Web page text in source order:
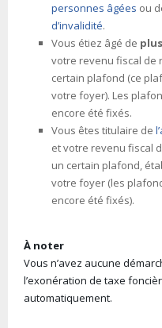
personnes âgées ou
d’invalidité.
Vous étiez âgé de
votre revenu fiscal de
certain plafond (ce
votre foyer). Les
encore été fixés.
Vous êtes titulaire de
et votre revenu fiscal
un certain plafond,
votre foyer (les
encore été fixés).
À noter
Vous n’avez aucune
l’exonération de taxe
automatiquement.